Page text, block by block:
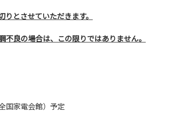
とさせていただきます。
良の場合は、この限りではありません。
国家電会館）予定